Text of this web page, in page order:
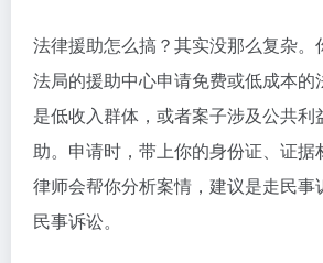
法律援助怎么搞？其实没那么复杂。
法局的援助中心申请免费或低成本的
是低收入群体，或者案子涉及公共利
助。申请时，带上你的身份证、证据
律师会帮你分析案情，建议是走民事
民事诉讼。